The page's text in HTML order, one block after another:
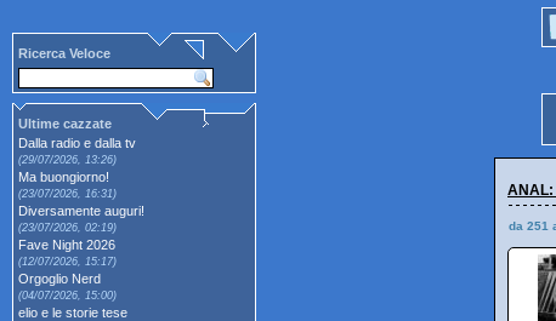
Ricerca Veloce
Ultime cazzate
Dalla radio e dalla tv
(29/07/2026, 13:26)
Ma buongiorno!
(23/07/2026, 16:31)
Diversamente auguri!
(23/07/2026, 02:19)
Fave Night 2026
(12/07/2026, 15:17)
Orgoglio Nerd
(04/07/2026, 15:00)
elio e le storie tese
da 251